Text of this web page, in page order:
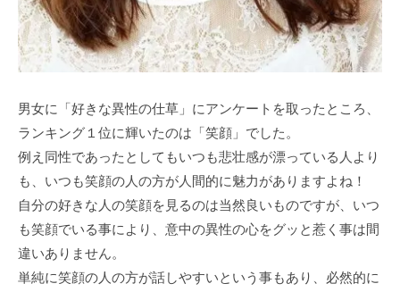
男女に「好きな異性の仕草」にアンケートを取ったところ、
ランキング１位に輝いたのは「笑顔」でした。
例え同性であったとしてもいつも悲壮感が漂っている人より
も、いつも笑顔の人の方が人間的に魅力がありますよね！
自分の好きな人の笑顔を見るのは当然良いものですが、いつ
も笑顔でいる事により、意中の異性の心をグッと惹く事は間
違いありません。
単純に笑顔の人の方が話しやすいという事もあり、必然的に